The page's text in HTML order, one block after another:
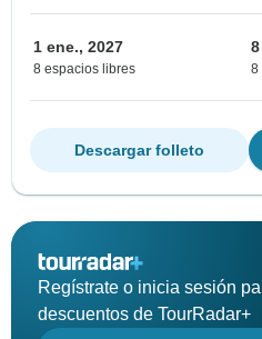
1 ene., 2027
8 espacios libres 8
Descargar folleto
Regístrate o inicia sesión
descuentos de TourRadar+